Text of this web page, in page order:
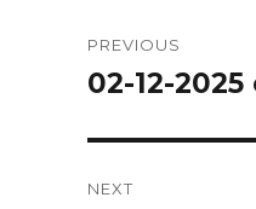
navigation
PREVIOUS
Previous
02-12-2025
NEXT